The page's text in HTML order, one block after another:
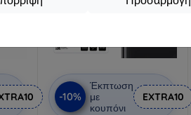
-10%
Έκπτωση
με
κουπόνι
EXTRA10